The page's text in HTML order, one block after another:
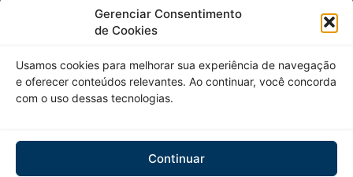
Gerenciar Consentimento
de Cookies
Usamos cookies para melhorar sua experiência de navegação
e oferecer conteúdos relevantes. Ao continuar, você concorda
com o uso dessas tecnologias.
Continuar
Aproveite! Site não-oficial.
SIGA-NOS